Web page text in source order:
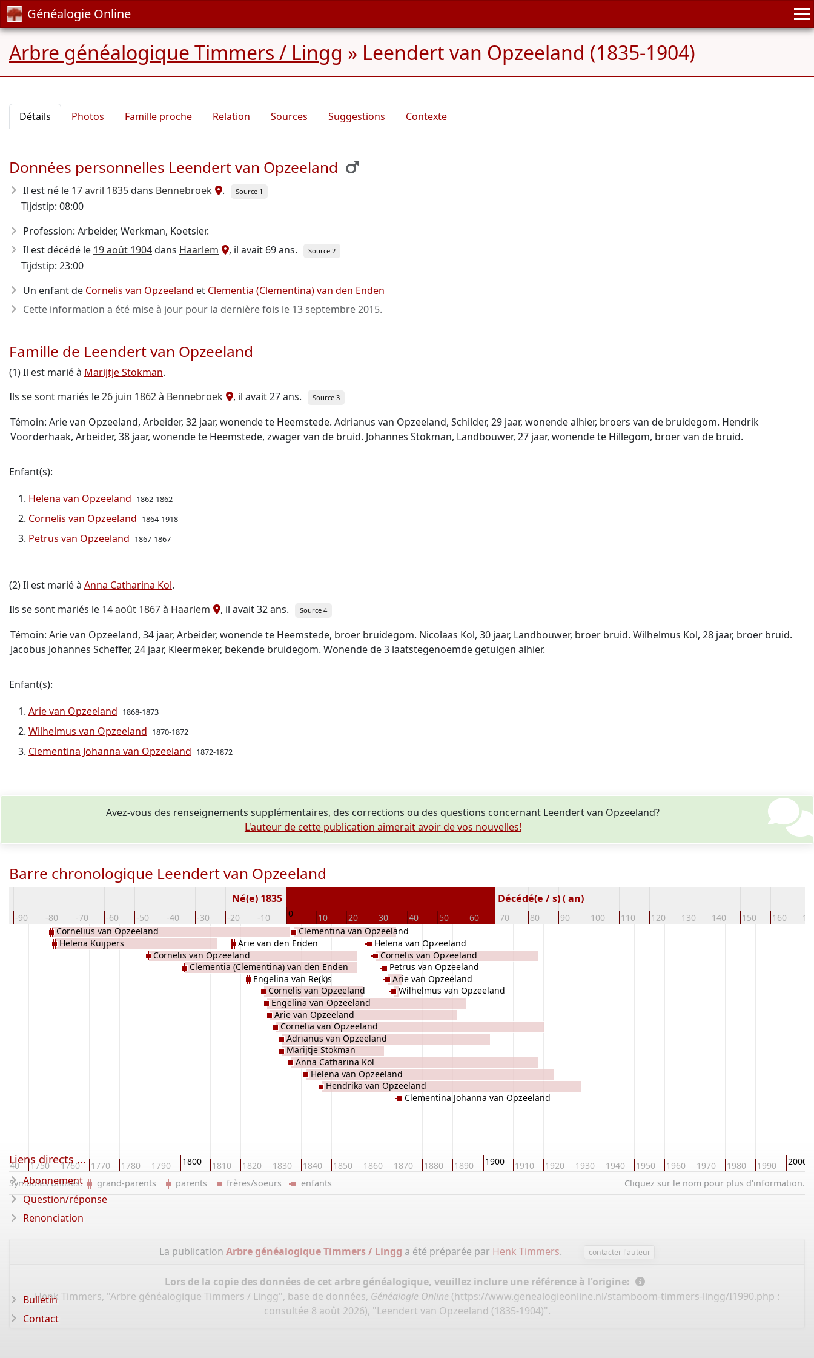
Généalogie Online
Arbre généalogique Timmers / Lingg » Leendert van Opzeeland (1835-1904)
Détails Photos Famille proche Relation Sources Suggestions Contexte
Données personnelles Leendert van Opzeeland
Il est né le 17 avril 1835dans Bennebroek . Source 1
Tijdstip: 08:00
Profession: Arbeider, Werkman, Koetsier.
Il est décédé le 19 août 1904dans Haarlem , il avait 69 ans. Source 2
Tijdstip: 23:00
Un enfant de Cornelis van Opzeeland et Clementia (Clementina) van den Enden
Cette information a été mise à jour pour la dernière fois le 13 septembre 2015.
Famille de Leendert van Opzeeland
(1) Il est marié à Marijtje Stokman.
Ils se sont mariés le26 juin 1862à Bennebroek , il avait 27 ans. Source 3
Témoin: Arie van Opzeeland, Arbeider, 32 jaar, wonende te Heemstede. Adrianus van Opzeeland, Schilder, 29 jaar, wonende alhier, broers van de bruidegom. Hendrik
Voorderhaak, Arbeider, 38 jaar, wonende te Heemstede, zwager van de bruid. Johannes Stokman, Landbouwer, 27 jaar, wonende te Hillegom, broer van de bruid.
Enfant(s):
Helena van Opzeeland 1862-1862
Cornelis van Opzeeland 1864-1918
Petrus van Opzeeland 1867-1867
(2) Il est marié à Anna Catharina Kol.
Ils se sont mariés le 14 août 1867à Haarlem , il avait 32 ans. Source 4
Témoin: Arie van Opzeeland, 34 jaar, Arbeider, wonende te Heemstede, broer bruidegom. Nicolaas Kol, 30 jaar, Landbouwer, broer bruid. Wilhelmus Kol, 28 jaar, broer bruid.
Jacobus Johannes Scheffer, 24 jaar, Kleermeker, bekende bruidegom. Wonende de 3 laatstegenoemde getuigen alhier.
Enfant(s):
Arie van Opzeeland 1868-1873
Wilhelmus van Opzeeland 1870-1872
Clementina Johanna van Opzeeland 1872-1872
Avez-vous des renseignements supplémentaires, des corrections ou des questions concernant Leendert van Opzeeland?
L'auteur de cette publication aimerait avoir de vos nouvelles!
Barre chronologique Leendert van Opzeeland
-90 -80 -70 -60 -50 -40 -30 -20 -10 0 10 20 30 40 50 60 70 80 90 100 110 120 130 140 150 160
Né(e) 1835 Décédé(e / s) ( an)
1740 1750 1760 1770 1780 1790 1800 1810 1820 1830 1840 1850 1860 1870 1880 1890 1900 1910 1920 1930 1940 1950 1960 1970 1980 1990 2000
Cornelius van Opzeeland
Helena Kuijpers
Cornelis van Opzeeland
Clementia (Clementina) van den Enden
Arie van den Enden
Engelina van Re(k)s
Cornelis van Opzeeland
Engelina van Opzeeland
Arie van Opzeeland
Cornelia van Opzeeland
Adrianus van Opzeeland
Marijtje Stokman
Anna Catharina Kol
Clementina van Opzeeland
Helena van Opzeeland
Hendrika van Opzeeland
Helena van Opzeeland
Cornelis van Opzeeland
Petrus van Opzeeland
Arie van Opzeeland
Wilhelmus van Opzeeland
Clementina Johanna van Opzeeland
Cliquez sur le nom pour plus d'information.
Symboles utilisés: grand-parents parents frères/soeurs enfants
La publication Arbre généalogique Timmers / Lingg a été préparée par Henk Timmers. contacter l'auteur
Lors de la copie des données de cet arbre généalogique, veuillez inclure une référence à l'origine:
Henk Timmers, "Arbre généalogique Timmers / Lingg", base de données, Généalogie Online (https://www.genealogieonline.nl/stamboom-timmers-lingg/I1990.php :
consultée 8 août 2026), "Leendert van Opzeeland (1835-1904)".
Liens directs ...
Abonnement
Question/réponse
Renonciation
Bulletin
Contact